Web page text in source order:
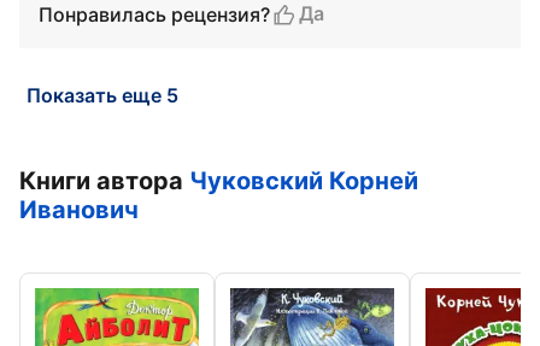
Понравилась рецензия?
Да
Показать еще 5
Книги автора Чуковский Корней
Иванович